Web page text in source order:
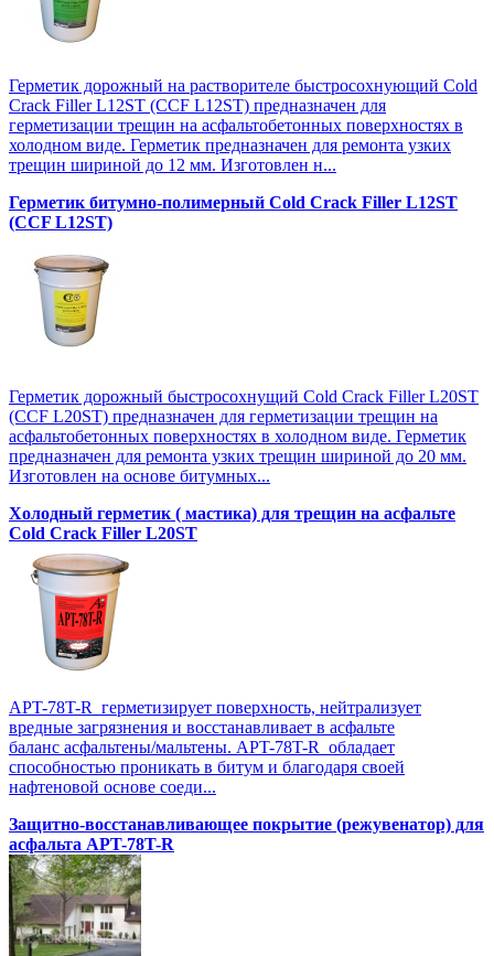
Герметик дорожный на растворителе быстросохнующий Cold
Crack Filler L12SТ (CCF L12SТ) предназначен для
герметизации трещин на асфальтобетонных поверхностях в
холодном виде. Герметик предназначен для ремонта узких
трещин шириной до 12 мм. Изготовлен н...
Герметик битумно-полимерный Cold Crack Filler L12SТ
(CCF L12SТ)
Герметик дорожный быстросохнущий Cold Crack Filler L20SТ
(CCF L20SТ) предназначен для герметизации трещин на
асфальтобетонных поверхностях в холодном виде. Герметик
предназначен для ремонта узких трещин шириной до 20 мм.
Изготовлен на основе битумных...
Холодный герметик ( мастика) для трещин на асфальте
Cold Crack Filler L20SТ
APT-78T-R герметизирует поверхность, нейтрализует
вредные загрязнения и восстанавливает в асфальте
баланс асфальтены/мальтены. APT-78T-R обладает
способностью проникать в битум и благодаря своей
нафтеновой основе соеди...
Защитно-восстанавливающее покрытие (режувенатор) для
асфальта APT-78T-R